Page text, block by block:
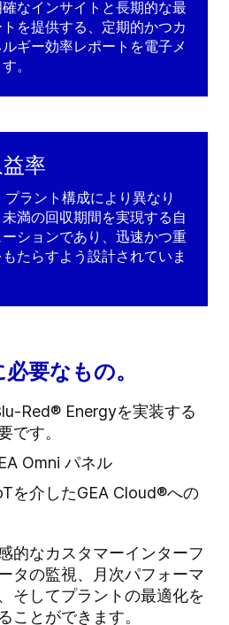
なインサイトと長期的な最
を提供する、定期的かつカ
ギー効率レポートを電子メ
。
率
ラント構成により異なり
満の回収期間を実現する自
ションであり、迅速かつ重
たらすよう設計されていま
要なもの。
Red® Energyを実装する
です。
Omni パネル
を介したGEA Cloud®への
的なカスタマーインターフ
タの監視、月次パフォーマ
そしてプラントの最適化を
ことができます。